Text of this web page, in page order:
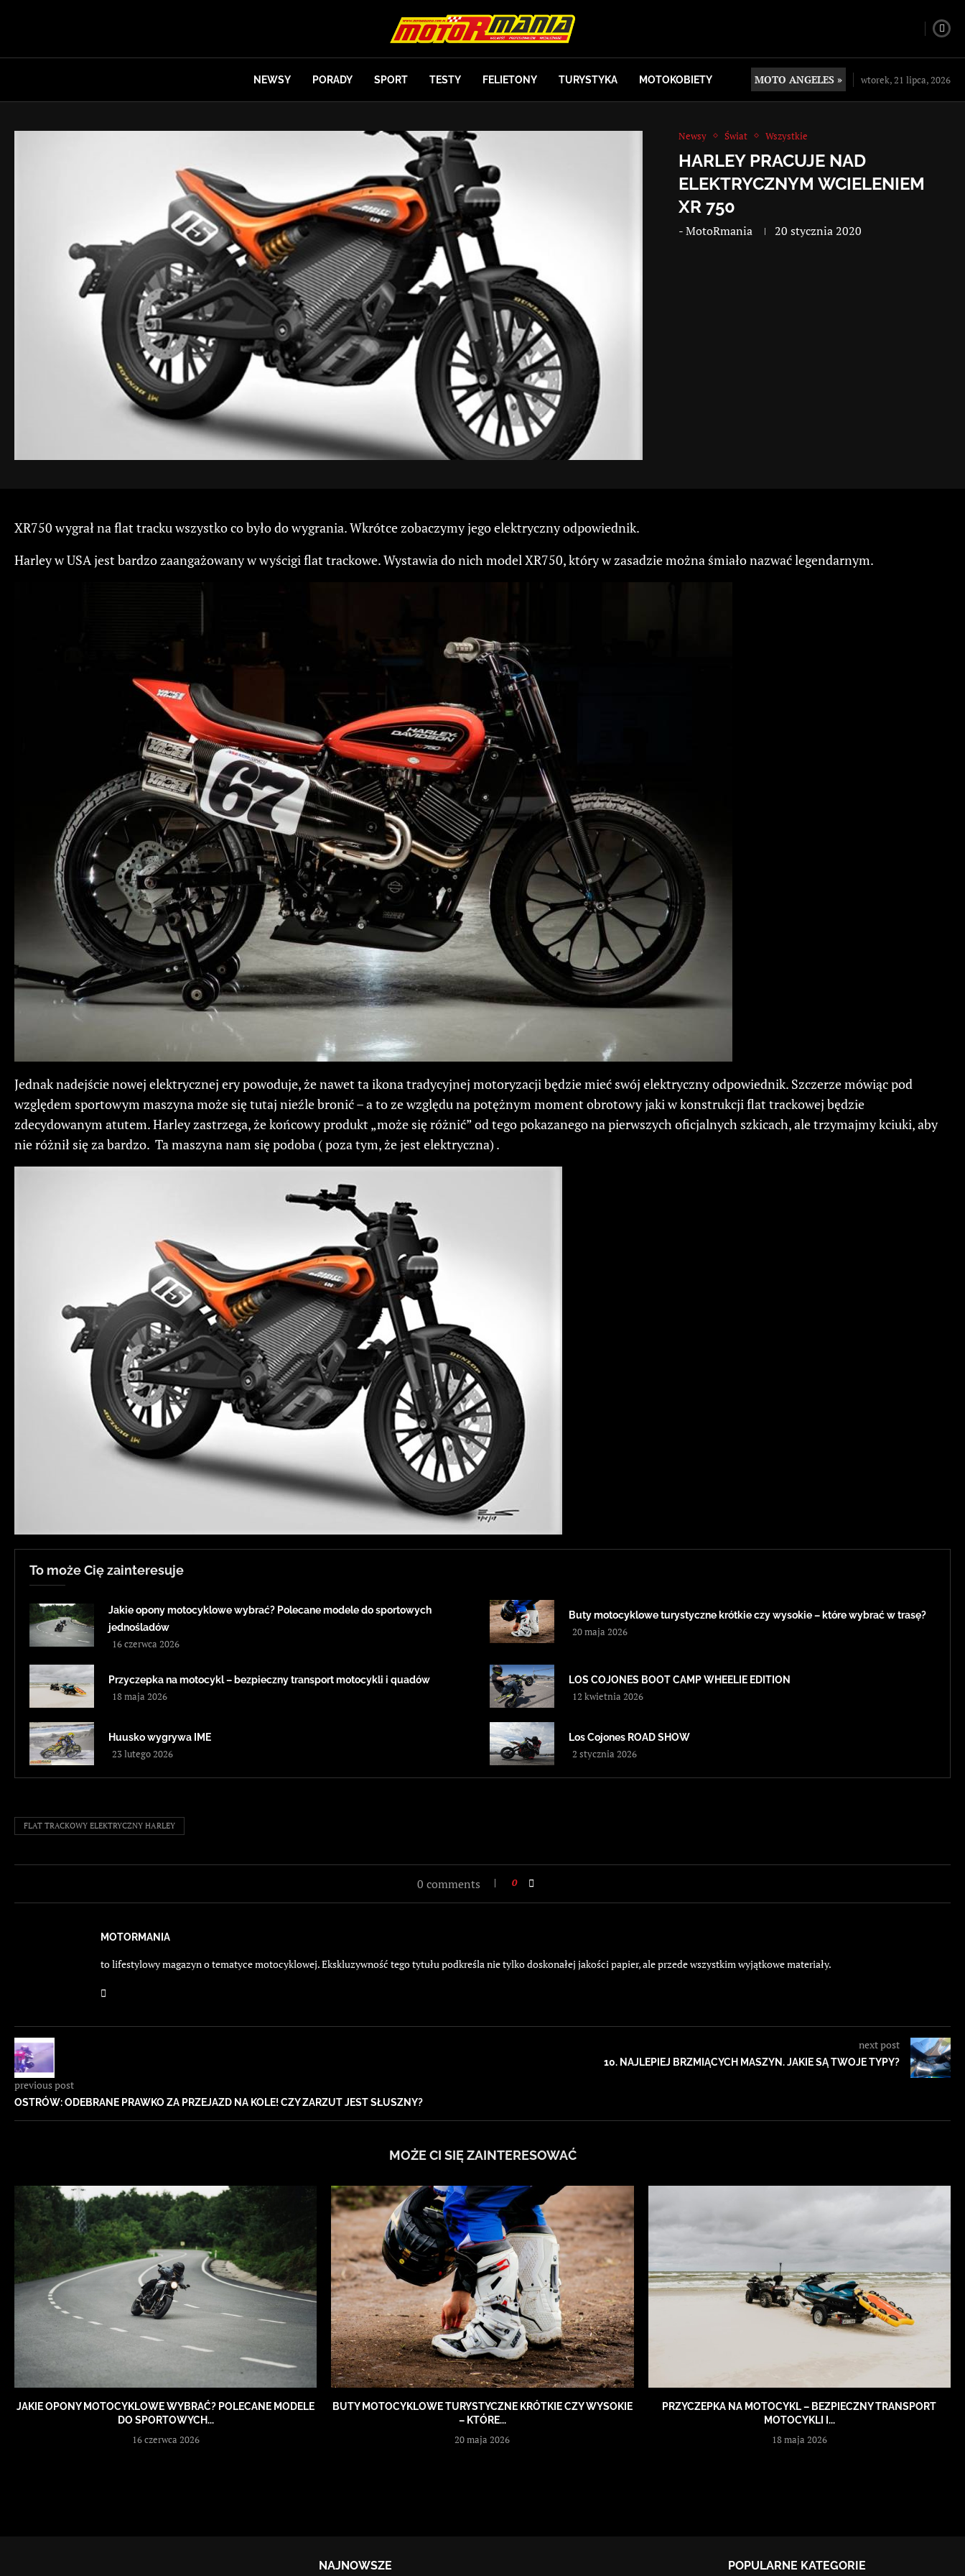
NEWSY PORADY SPORT TESTY FELIETONY TURYSTYKA MOTOKOBIETY MOTO ANGELES » wtorek, 21 lipca, 2026
Newsy Świat Wszystkie
HARLEY PRACUJE NAD
ELEKTRYCZNYM WCIELENIEM
XR 750
-MotoRmania 20 stycznia 2020
XR750 wygrał na flat tracku wszystko co było do wygrania. Wkrótce zobaczymy jego elektryczny odpowiednik.
Harley w USA jest bardzo zaangażowany w wyścigi flat trackowe. Wystawia do nich model XR750, który w zasadzie można śmiało nazwać legendarnym.
Jednak nadejście nowej elektrycznej ery powoduje, że nawet ta ikona tradycyjnej motoryzacji będzie mieć swój elektryczny odpowiednik. Szczerze mówiąc pod
względem sportowym maszyna może się tutaj nieźle bronić – a to ze względu na potężnym moment obrotowy jaki w konstrukcji flat trackowej będzie
zdecydowanym atutem. Harley zastrzega, że końcowy produkt „może się różnić” od tego pokazanego na pierwszych oficjalnych szkicach, ale trzymajmy kciuki, aby
nie różnił się za bardzo. Ta maszyna nam się podoba ( poza tym, że jest elektryczna) .
To może Cię zainteresuje
Jakie opony motocyklowe wybrać? Polecane modele do sportowych
jednośladów
16 czerwca 2026
Buty motocyklowe turystyczne krótkie czy wysokie – które wybrać w trasę?
20 maja 2026
Przyczepka na motocykl – bezpieczny transport motocykli i quadów
18 maja 2026
LOS COJONES BOOT CAMP WHEELIE EDITION
12 kwietnia 2026
Huusko wygrywa IME
23 lutego 2026
Los Cojones ROAD SHOW
2 stycznia 2026
FLAT TRACKOWY ELEKTRYCZNY HARLEY
0 comments 0
MOTORMANIA
to lifestylowy magazyn o tematyce motocyklowej. Ekskluzywność tego tytułu podkreśla nie tylko doskonałej jakości papier, ale przede wszystkim wyjątkowe materiały.
previous post
OSTRÓW: ODEBRANE PRAWKO ZA PRZEJAZD NA KOLE! CZY ZARZUT JEST SŁUSZNY?
next post
10. NAJLEPIEJ BRZMIĄCYCH MASZYN. JAKIE SĄ TWOJE TYPY?
MOŻE CI SIĘ ZAINTERESOWAĆ
JAKIE OPONY MOTOCYKLOWE WYBRAĆ? POLECANE MODELE
DO SPORTOWYCH...
16 czerwca 2026
BUTY MOTOCYKLOWE TURYSTYCZNE KRÓTKIE CZY WYSOKIE
– KTÓRE...
20 maja 2026
PRZYCZEPKA NA MOTOCYKL – BEZPIECZNY TRANSPORT
MOTOCYKLI I...
18 maja 2026
NAJNOWSZE POPULARNE KATEGORIE